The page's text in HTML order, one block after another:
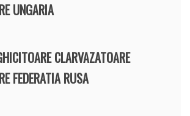
UNGARIA
CLARVAZATOARE
FEDERATIA RUSA